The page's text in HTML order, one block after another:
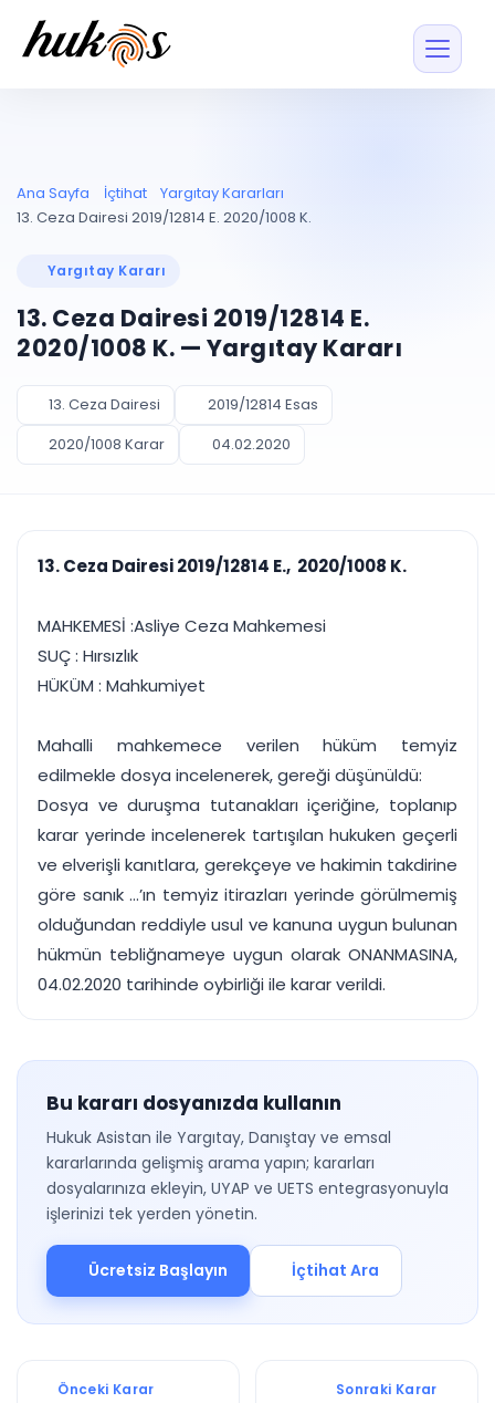
Entegrasyonu
UYAP ile otomatik
UYAP Evrak
Entegrasyonu
UETS Entegrasyonu
Tebligatları anında
Müvekkil ve taraf
Vekalet
PLANLAMA & TAKİP
Pano ve Takip
Duruşma ve görev
takvimi
Bildirim
Süreleri asla kaçırmayın
takibi
Tek panelde uçtan uca yönetim
Tüm özellikleri inceleyin Ücretsiz Başlayın
Blog
Ücretsiz Başlayın Giriş Yap
Ana Sayfa İçtihat
Yargıtay Kararları
13. Ceza Dairesi 2019/12814 E. 2020/1008 K.
Yargıtay Kararı
13. Ceza Dairesi 2019/12814 E.
2020/1008 K. — Yargıtay Kararı
13. Ceza Dairesi
2019/12814 Esas
2020/1008 Karar
04.02.2020
13. Ceza Dairesi 2019/12814 E., 2020/1008 K.
MAHKEMESİ :Asliye Ceza Mahkemesi
SUÇ : Hırsızlık
HÜKÜM : Mahkumiyet
Mahalli mahkemece verilen hüküm temyiz
edilmekle dosya incelenerek, gereği düşünüldü:
Dosya ve duruşma tutanakları içeriğine, toplanıp
karar yerinde incelenerek tartışılan hukuken geçerli
ve elverişli kanıtlara, gerekçeye ve hakimin takdirine
göre sanık ...’ın temyiz itirazları yerinde görülmemiş
olduğundan reddiyle usul ve kanuna uygun bulunan
hükmün tebliğnameye uygun olarak ONANMASINA,
04.02.2020 tarihinde oybirliği ile karar verildi.
Bu kararı dosyanızda kullanın
Hukuk Asistan ile Yargıtay, Danıştay ve emsal
kararlarında gelişmiş arama yapın; kararları
dosyalarınıza ekleyin, UYAP ve UETS entegrasyonuyla
işlerinizi tek yerden yönetin.
Ücretsiz Başlayın İçtihat Ara
Önceki Karar Sonraki Karar